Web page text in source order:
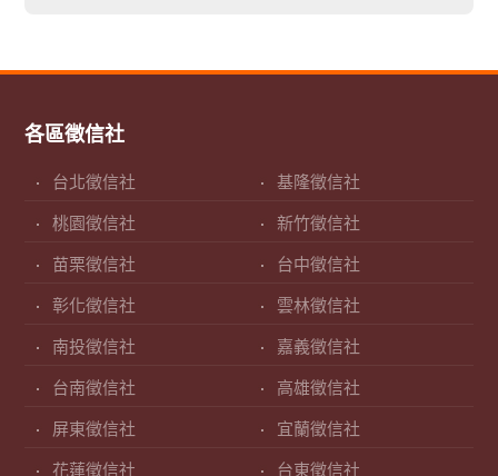
各區徵信社
台北徵信社 基隆徵信社
桃園徵信社 新竹徵信社
苗栗徵信社 台中徵信社
彰化徵信社 雲林徵信社
南投徵信社 嘉義徵信社
台南徵信社 高雄徵信社
屏東徵信社 宜蘭徵信社
花蓮徵信社 台東徵信社